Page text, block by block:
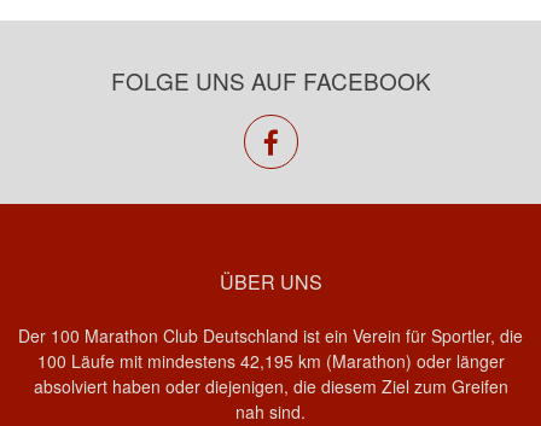
FOLGE UNS AUF FACEBOOK
facebook
ÜBER UNS
Der 100 Marathon Club Deutschland ist ein Verein für Sportler, die
100 Läufe mit mindestens 42,195 km (Marathon) oder länger
absolviert haben oder diejenigen, die diesem Ziel zum Greifen
nah sind.